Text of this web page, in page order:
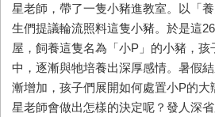
星老師，帶了一隻小豬進教室。以「
生們提議輪流照料這隻小豬。於是這
屋，飼養這隻名為「小P」的小豬，
中，逐漸與牠培養出深厚感情。暑假
漸增加，孩子們展開如何處置小P的大
星老師會做出怎樣的決定呢？發人深